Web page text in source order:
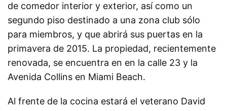
de comedor interior y exterior, así como un
segundo piso destinado a una zona club sólo
para miembros, y que abrirá sus puertas en la
primavera de 2015. La propiedad, recientemente
renovada, se encuentra en en la calle 23 y la
Avenida Collins en Miami Beach.
Al frente de la cocina estará el veterano David